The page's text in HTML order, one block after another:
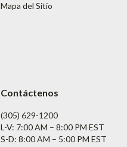
Mapa del Sitio
Contáctenos
(305) 629-1200
L-V: 7:00 AM – 8:00 PM EST
S-D: 8:00 AM – 5:00 PM EST